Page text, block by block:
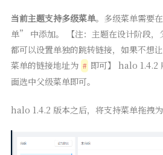
当前主题支持多级菜单。多级菜单需要
单” 中添加。 【注：主题在设计阶段，
都可以设置单独的跳转链接，如果不想
菜单的链接地址为 #即可】 halo 1.4.2
面选中父级菜单即可。
halo 1.4.2 版本之后，将支持菜单拖拽